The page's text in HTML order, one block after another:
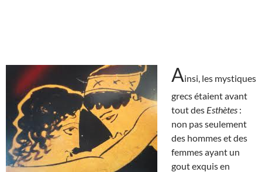
Ainsi, les mystiques
grecs étaient avant
tout des Esthètes :
non pas seulement
des hommes et des
femmes ayant un
gout exquis en